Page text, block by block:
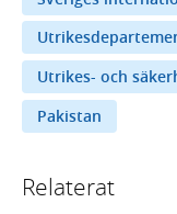
Utrikes- och
Pakistan
Relaterat